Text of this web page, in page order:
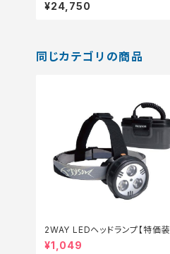
¥24,750
同じカテゴリの商品
2WAY LEDヘッドランプ【特価装
備】【90】
¥1,049